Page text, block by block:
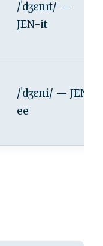
/ˈdʒɛnɪt/ —
JEN-it
/ˈdʒɛni/ — JEN-
ee